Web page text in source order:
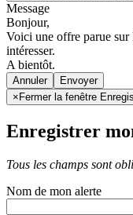
Message
Bonjour,
Voici une offre parue sur
intéresser.
A bientôt.
Annuler
× Fermer la fenêtre
Enregistrer
Tous les champs sont
Nom de mon alerte